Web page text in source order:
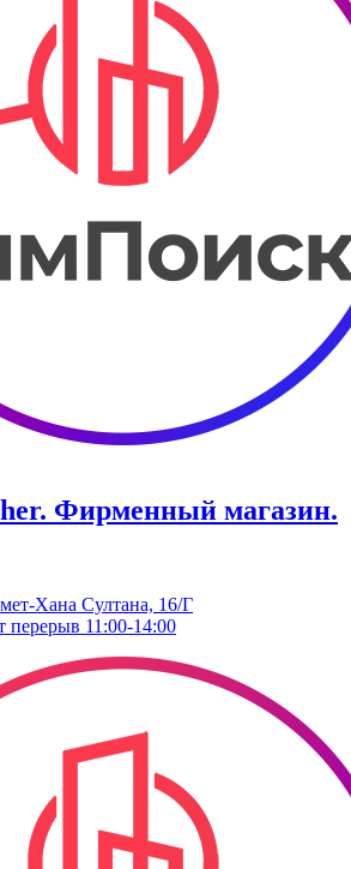
Фирменный магазин.
Хана Султана, 16/Г
11:00-14:00